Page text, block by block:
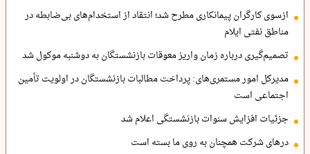
ازسوی کارگران پیمانکاری مطرح شد؛ انتقاد از استخدام‌های بی‌ضابطه در
مناطق نفتی ایلام
تصمیم‌گیری درباره زمان واریز معوقات بازنشستگان به دوشنبه موکول شد
مدیرکل امور مستمری‌های: پرداخت مطالبات بازنشستگان در اولویت تأمین
اجتماعی است
جزئیات افزایش سنوات بازنشستگی اعلام شد
درهای شرکت همچنان به روی ما بسته است